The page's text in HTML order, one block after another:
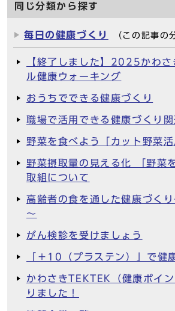
同じ分類から探す
毎日の健康づくり （この記事の
【終了しました】2025かわ
ル健康ウォーキング
おうちでできる健康づくり
職場で活用できる健康づくり
野菜を食べよう「カット野菜活
野菜摂取量の見える化 「野菜
取組について
高齢者の食を通した健康づく
～
がん検診を受けましょう
「＋10（プラステン）」で健
かわさきTEKTEK（健康ポイ
りました！